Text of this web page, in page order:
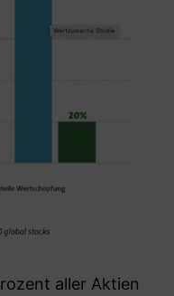
aller Aktien